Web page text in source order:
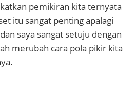
pemikiran kita ternyata
itu sangat penting apalagi
saya sangat setuju dengan
merubah cara pola pikir kita